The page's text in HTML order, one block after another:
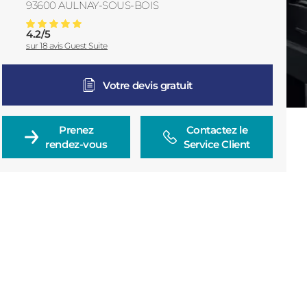
Consulter
93600 AULNAY-SOUS-BOIS
France
Menuiserie Aulnay-Sous-Bois
Note moyenne :
4.2/5
sur18 avis Guest Suite
Votre devis gratuit
Prenez
rendez-vous
Contactez le
Service Client